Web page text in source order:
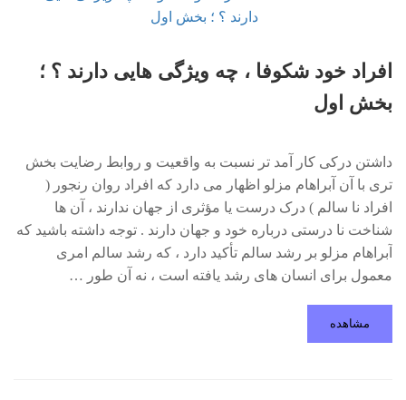
افراد خود شکوفا ، چه ویژگی هایی دارند ؟ ؛
بخش اول
داشتن درکی کار آمد تر نسبت به واقعیت و روابط رضایت بخش
تری با آن آبراهام مزلو اظهار می دارد که افراد روان رنجور (
افراد نا سالم ) درک درست یا مؤثری از جهان ندارند ، آن ها
شناخت نا درستی درباره خود و جهان دارند . توجه داشته باشید که
آبراهام مزلو بر رشد سالم تأکید دارد ، که رشد سالم امری
معمول برای انسان های رشد یافته است ، نه آن طور …
مشاهده